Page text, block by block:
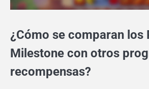
¿Cómo se comparan los
Milestone con otros
recompensas?